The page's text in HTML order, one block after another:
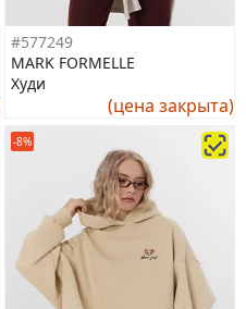
#577249
MARK FORMELLE
Худи
(цена закрыта)
-8%